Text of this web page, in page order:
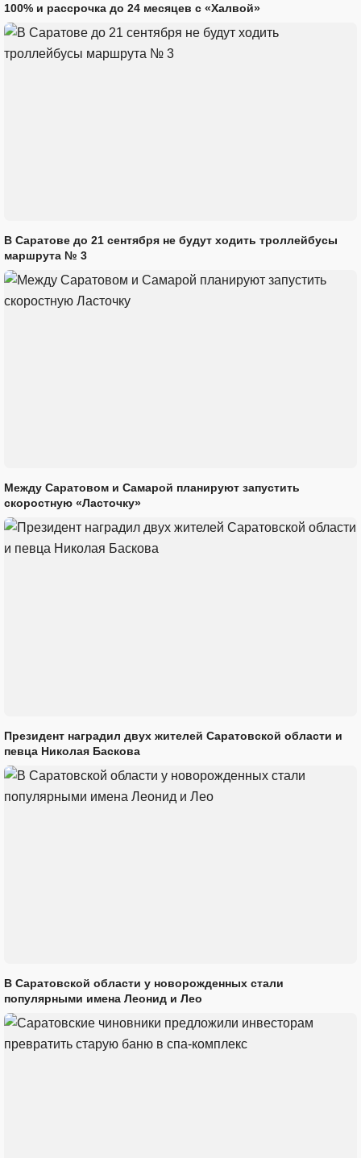
100% и рассрочка до 24 месяцев с «Халвой»
В Саратове до 21 сентября не будут ходить троллейбусы
маршрута № 3
Между Саратовом и Самарой планируют запустить
скоростную «Ласточку»
Президент наградил двух жителей Саратовской области и
певца Николая Баскова
В Саратовской области у новорожденных стали
популярными имена Леонид и Лео